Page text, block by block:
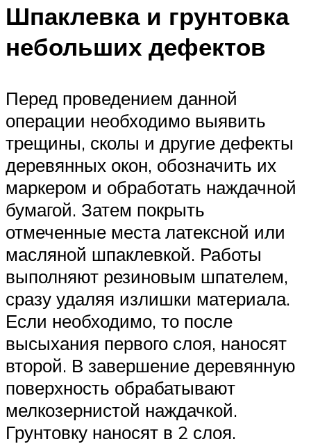
Шпаклевка и грунтовка
небольших дефектов
Перед проведением данной
операции необходимо выявить
трещины, сколы и другие дефекты
деревянных окон, обозначить их
маркером и обработать наждачной
бумагой. Затем покрыть
отмеченные места латексной или
масляной шпаклевкой. Работы
выполняют резиновым шпателем,
сразу удаляя излишки материала.
Если необходимо, то после
высыхания первого слоя, наносят
второй. В завершение деревянную
поверхность обрабатывают
мелкозернистой наждачкой.
Грунтовку наносят в 2 слоя.